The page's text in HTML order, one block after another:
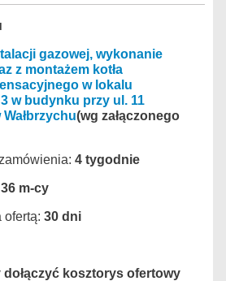
gazowej, wykonanie
z montażem kotła
w lokalu
w budynku przy ul. 11
(wg załączonego
4 tygodnie
36 m-cy
ofertą: 30 dni
dołączyć kosztorys ofertowy